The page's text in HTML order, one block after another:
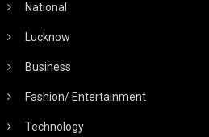
National
Lucknow
Business
Fashion/ Entertainment
Technology